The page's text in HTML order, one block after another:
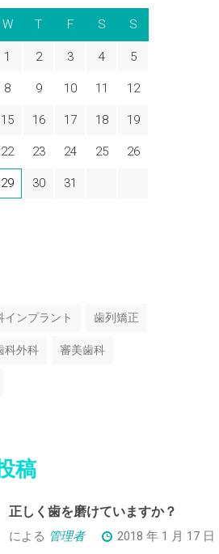
W T F S S
1 2 3 4 5
8 9 10 11 12
15 16 17 18 19
22 23 24 25 26
29 30 31
インプラント 歯列矯正
科外科 審美歯科
稿
正しく歯を磨けていますか？
による 管理者 2018 年 1 月 17 日